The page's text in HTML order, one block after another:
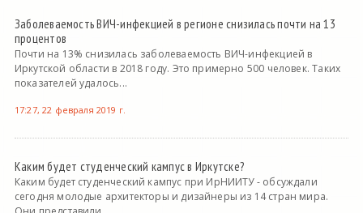
Заболеваемость ВИЧ-инфекцией в регионе снизилась почти на 13
процентов
Почти на 13% снизилась заболеваемость ВИЧ-инфекцией в
Иркутской области в 2018 году. Это примерно 500 человек. Таких
показателей удалось...
17:27, 22 февраля 2019 г.
Каким будет студенческий кампус в Иркутске?
Каким будет студенческий кампус при ИрНИИТУ - обсуждали
сегодня молодые архитекторы и дизайнеры из 14 стран мира.